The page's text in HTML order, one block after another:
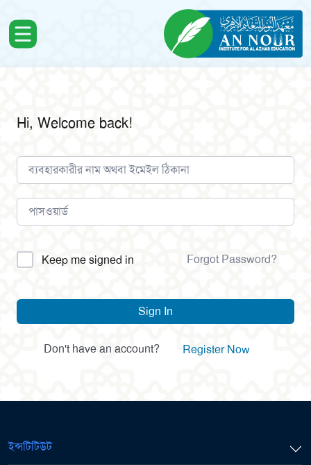
Hi, Welcome back!
Alternative:
Keep me signed in Forgot Password?
Sign In
Don't have an account? Register Now
ইন্সটিটিউট